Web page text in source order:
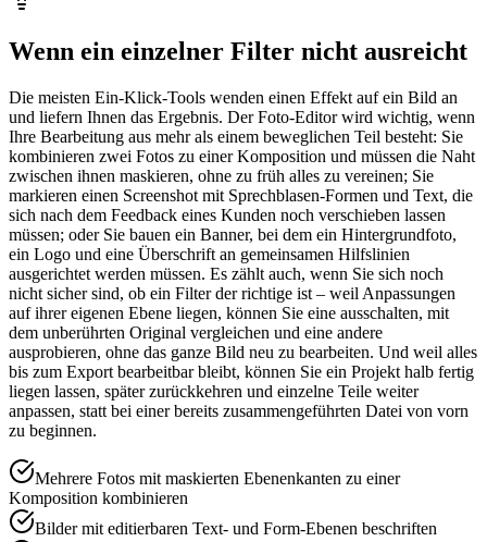
Wenn ein einzelner Filter nicht ausreicht
Die meisten Ein-Klick-Tools wenden einen Effekt auf ein Bild an
und liefern Ihnen das Ergebnis. Der Foto-Editor wird wichtig, wenn
Ihre Bearbeitung aus mehr als einem beweglichen Teil besteht: Sie
kombinieren zwei Fotos zu einer Komposition und müssen die Naht
zwischen ihnen maskieren, ohne zu früh alles zu vereinen; Sie
markieren einen Screenshot mit Sprechblasen-Formen und Text, die
sich nach dem Feedback eines Kunden noch verschieben lassen
müssen; oder Sie bauen ein Banner, bei dem ein Hintergrundfoto,
ein Logo und eine Überschrift an gemeinsamen Hilfslinien
ausgerichtet werden müssen. Es zählt auch, wenn Sie sich noch
nicht sicher sind, ob ein Filter der richtige ist – weil Anpassungen
auf ihrer eigenen Ebene liegen, können Sie eine ausschalten, mit
dem unberührten Original vergleichen und eine andere
ausprobieren, ohne das ganze Bild neu zu bearbeiten. Und weil alles
bis zum Export bearbeitbar bleibt, können Sie ein Projekt halb fertig
liegen lassen, später zurückkehren und einzelne Teile weiter
anpassen, statt bei einer bereits zusammengeführten Datei von vorn
zu beginnen.
Mehrere Fotos mit maskierten Ebenenkanten zu einer
Komposition kombinieren
Bilder mit editierbaren Text- und Form-Ebenen beschriften